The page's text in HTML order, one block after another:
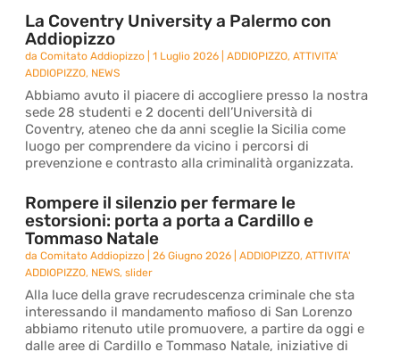
La Coventry University a Palermo con
Addiopizzo
daComitato Addiopizzo |1 Luglio 2026 |ADDIOPIZZO,ATTIVITA'
ADDIOPIZZO, NEWS
Abbiamo avuto il piacere di accogliere presso la nostra
sede 28 studenti e 2 docenti dell’Università di
Coventry, ateneo che da anni sceglie la Sicilia come
luogo per comprendere da vicino i percorsi di
prevenzione e contrasto alla criminalità organizzata.
Rompere il silenzio per fermare le
estorsioni: porta a porta a Cardillo e
Tommaso Natale
daComitato Addiopizzo |26 Giugno 2026 |ADDIOPIZZO,ATTIVITA'
ADDIOPIZZO, NEWS,slider
Alla luce della grave recrudescenza criminale che sta
interessando il mandamento mafioso di San Lorenzo
abbiamo ritenuto utile promuovere, a partire da oggi e
dalle aree di Cardillo e Tommaso Natale, iniziative di